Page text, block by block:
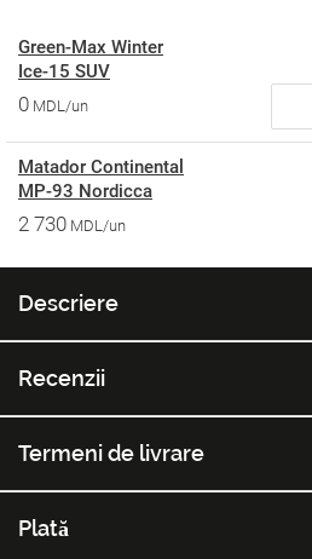
Green-Max Winter
Ice-15 SUV
0 MDL/un
Matador Continental
MP-93 Nordicca
2 730 MDL/un
Descriere
Recenzii
Termeni de livrare
Plată